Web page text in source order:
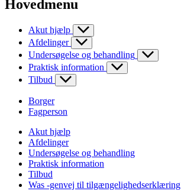
Hovedmenu
Akut hjælp
Afdelinger
Undersøgelse og behandling
Praktisk information
Tilbud
Borger
Fagperson
Akut hjælp
Afdelinger
Undersøgelse og behandling
Praktisk information
Tilbud
Was -genvej til tilgængelighedserklæring